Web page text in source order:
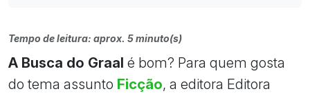
Tempo de leitura: aprox. 5 minuto(s)
A Busca do Graal é bom? Para quem gosta
do tema assunto Ficção, a editora Editora